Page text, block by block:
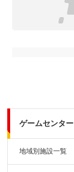
ゲームセンター
地域別施設一覧